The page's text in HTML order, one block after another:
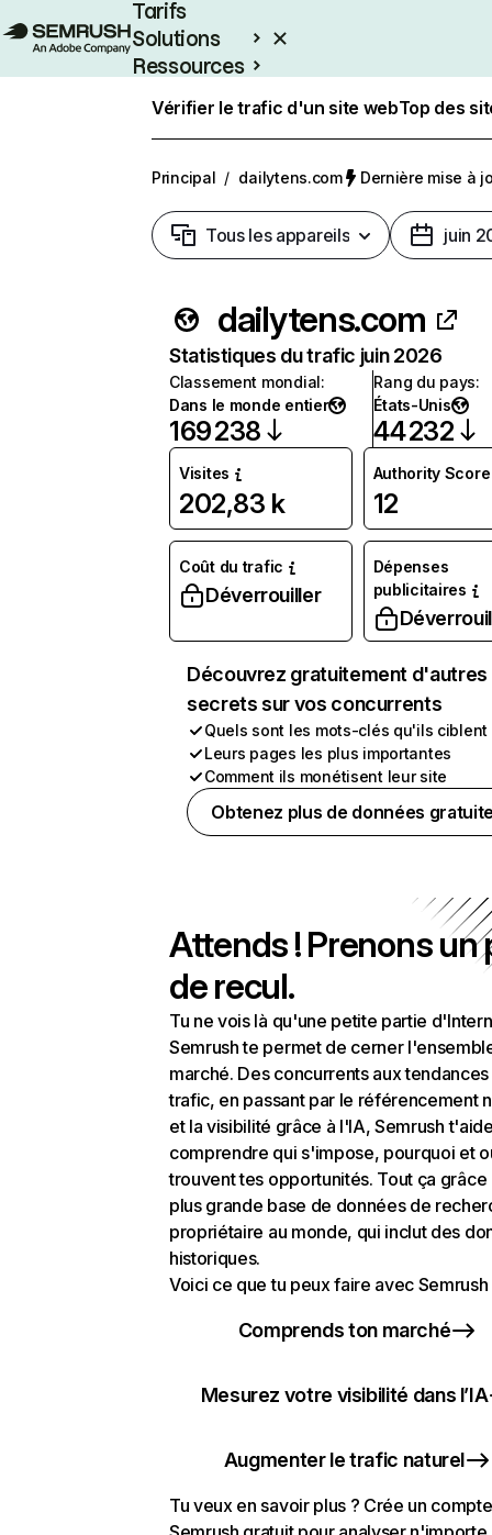
Tarifs
Solutions
Ressources
Vérifier le trafic d'un site webTop des
Principal / dailytens.com Dernière mise à
Tous les appareils juin
dailytens.com
Statistiques du trafic juin 2026
Classement mondial:
Dans le monde entier
169 238
Rang du pays:
États-Unis
44 232
Visites
202,83 k
Authority Score
12
Coût du trafic
Déverrouiller
Dépenses
publicitaires
Découvrez gratuitement d'autres
secrets sur vos concurrents
Quels sont les mots-clés qu'ils ciblent
Leurs pages les plus importantes
Comment ils monétisent leur site
Obtenez plus de données
Attends ! Prenons un
de recul.
Tu ne vois là qu'une petite partie
Semrush te permet de cerner
marché. Des concurrents aux
trafic, en passant par le référencement
et la visibilité grâce à l'IA, Semrush
comprendre qui s'impose, pourquoi et
trouvent tes opportunités. Tout ça grâce
plus grande base de données de
propriétaire au monde, qui inclut des
historiques.
Voici ce que tu peux faire avec Semrush
Comprends ton marché
Mesurez votre visibilité dans l’IA
Augmenter le trafic naturel
Tu veux en savoir plus ? Crée un compte